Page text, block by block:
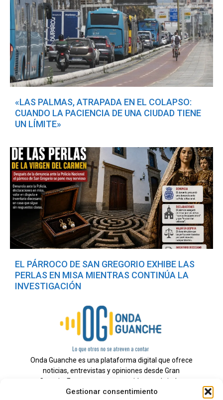
Gestionar consentimiento
«LAS PALMAS, ATRAPADA EN EL COLAPSO:
CUANDO LA PACIENCIA DE UNA CIUDAD TIENE
UN LÍMITE»
EL PÁRROCO DE SAN GREGORIO EXHIBE LAS
PERLAS EN MISA MIENTRAS CONTINÚA LA
INVESTIGACIÓN
Onda Guanche es una plataforma digital que ofrece
noticias, entrevistas y opiniones desde Gran
Canaria. Estamos comprometidos con brindar
información veraz y un periodismo independiente a